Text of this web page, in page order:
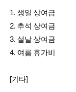
1. 생일 상여금
2. 추석 상여금
3. 설날 상여금
4. 여름 휴가비
[기타]